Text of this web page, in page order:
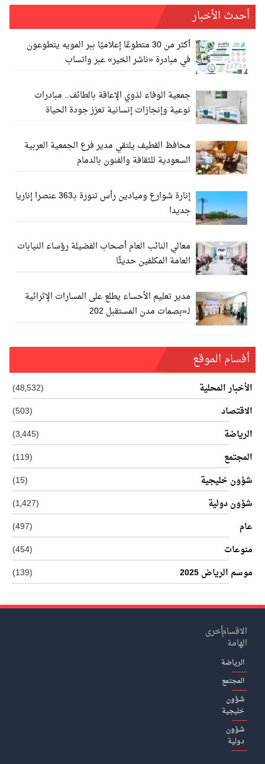
أحدث الأخبار
أكثر من 30 متطوعًا إعلاميًا ببر المويه يتطوعون
في مبادرة «ناشر الخير» عبر واتساب
جمعية الوفاء لذوي الإعاقة بالطائف.. مبادرات
نوعية وإنجازات إنسانية تعزز جودة الحياة
محافظ القطيف يلتقي مدير فرع الجمعية العربية
السعودية للثقافة والفنون بالدمام
إنارة شوارع وميادين رأس تنورة بـ363 عنصرا إناريا
جديدا
معالي النائب العام أصحاب الفضيلة رؤساء النيابات
العامة المكلفين حديثًا
مدير تعليم الأحساء يطلع على المسارات الإثرائية
لـ«بصمات مدن المستقبل 202
أفسام الموقع
الأخبار المحلية
(48٬532)
الاقتصاد
(503)
الرياضة
(3٬445)
المجتمع
(119)
شؤون خليجية
(15)
شؤون دولية
(1٬427)
عام
(497)
منوعات
(454)
موسم الرياض 2025
(139)
الاقسام
الهامة
الرياضة
المجتمع
شؤون
خليجية
شؤون
دولية
أخرى